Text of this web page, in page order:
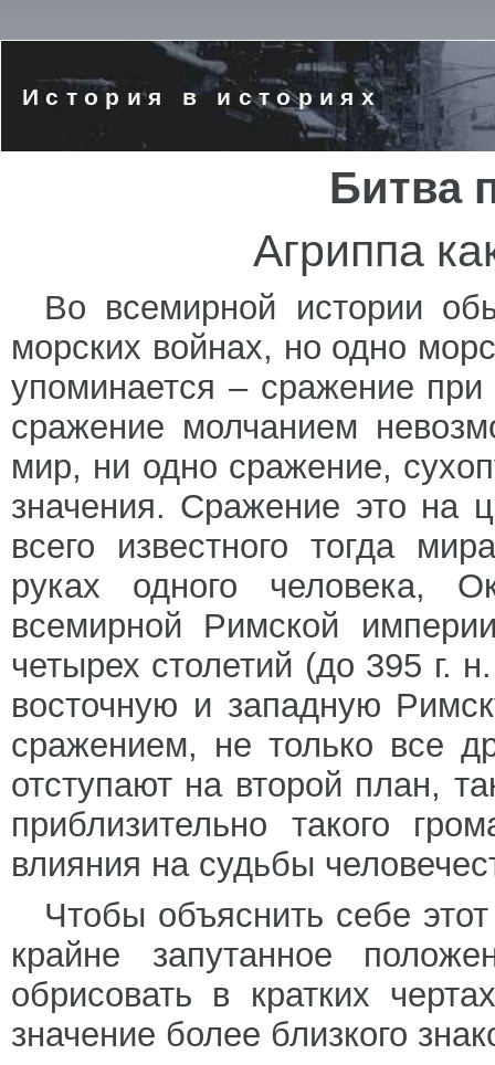
История в историях
Битва
Агриппа
Во всемирной истории
морских войнах, но одно
упоминается – сражение
сражение молчанием
мир, ни одно сражение,
значения. Сражение это на
всего известного тогда
руках одного человека,
всемирной Римской
четырех столетий (до 395 г.
восточную и западную
сражением, не только все
отступают на второй план,
приблизительно такого
влияния на судьбы
Чтобы объяснить себе
крайне запутанное
обрисовать в кратких
значение более близкого